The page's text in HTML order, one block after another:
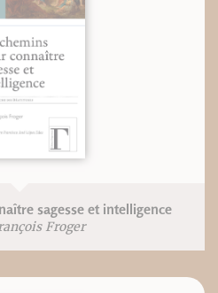
sagesse et intelligence
Froger